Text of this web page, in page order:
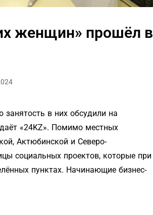
женщин» прошёл в
в них обсудили на
«24KZ». Помимо местных
Актюбинской и Северо-
социальных проектов, которые при
пунктах. Начинающие бизнес-